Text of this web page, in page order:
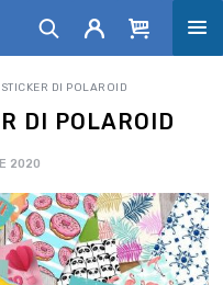
DI POLAROID
DI POLAROID
2020